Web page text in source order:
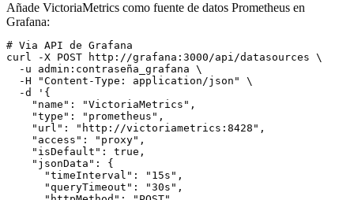
Añade VictoriaMetrics como fuente de datos Prometheus en
Grafana:
# Via API de Grafana
curl -X POST http://grafana:3000/api/datasources \
  -u admin:contraseña_grafana \
  -H "Content-Type: application/json" \
  -d '{
    "name": "VictoriaMetrics",
    "type": "prometheus",
    "url": "http://victoriametrics:8428",
    "access": "proxy",
    "isDefault": true,
    "jsonData": {
      "timeInterval": "15s",
      "queryTimeout": "30s",